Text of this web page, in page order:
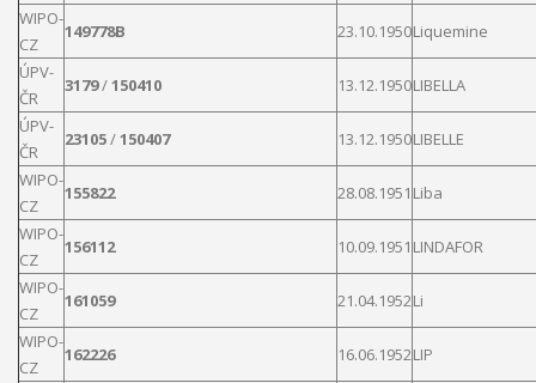
WIPO-
CZ
149778B 23.10.1950Liquemine
ÚPV-
ČR
3179/150410 13.12.1950LIBELLA
ÚPV-
ČR
23105/150407 13.12.1950LIBELLE
WIPO-
CZ
155822 28.08.1951 Liba
WIPO-
CZ
156112 10.09.1951 LINDAFOR
WIPO-
CZ
161059 21.04.1952Li
WIPO-
CZ
162226 16.06.1952LIP